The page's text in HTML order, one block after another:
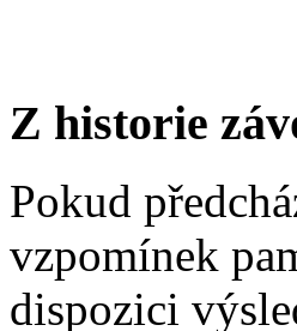
Z historie
Pokud
vzpomínek
dispozici